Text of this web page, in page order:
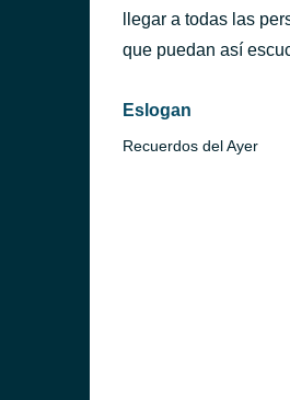
llegar a todas las
que puedan así
Eslogan
Recuerdos del Ayer